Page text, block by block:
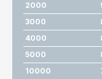
2000
3000
4000
5000
10000